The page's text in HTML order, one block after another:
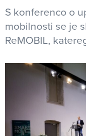
S konferenco o
mobilnosti se je
ReMOBIL,